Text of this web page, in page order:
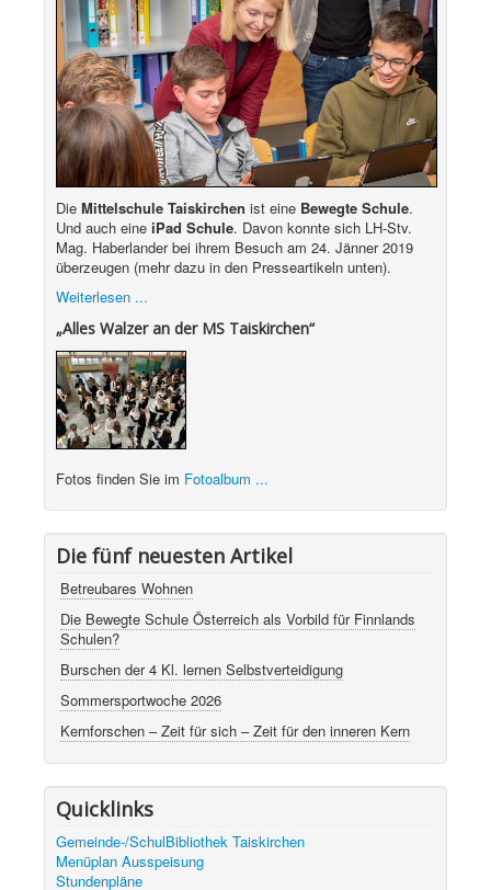
Die Mittelschule Taiskirchen ist eine Bewegte Schule.
Und auch eine iPad Schule. Davon konnte sich LH-Stv.
Mag. Haberlander bei ihrem Besuch am 24. Jänner 2019
überzeugen (mehr dazu in den Presseartikeln unten).
Weiterlesen ...
„Alles Walzer an der MS Taiskirchen“
Fotos finden Sie im Fotoalbum ...
Die fünf neuesten Artikel
Betreubares Wohnen
Die Bewegte Schule Österreich als Vorbild für Finnlands
Schulen?
Burschen der 4 Kl. lernen Selbstverteidigung
Sommersportwoche 2026
Kernforschen – Zeit für sich – Zeit für den inneren Kern
Quicklinks
Gemeinde-/SchulBibliothek Taiskirchen
Menüplan Ausspeisung
Stundenpläne